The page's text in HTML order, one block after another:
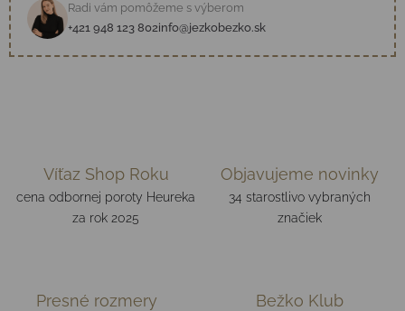
Radi vám pomôžeme s výberom
+421 948 123 802info@jezkobezko.sk
Víťaz Shop Roku
cena odbornej poroty Heureka
za rok 2025
Objavujeme novinky
34 starostlivo vybraných
značiek
Presné rozmery Bežko Klub